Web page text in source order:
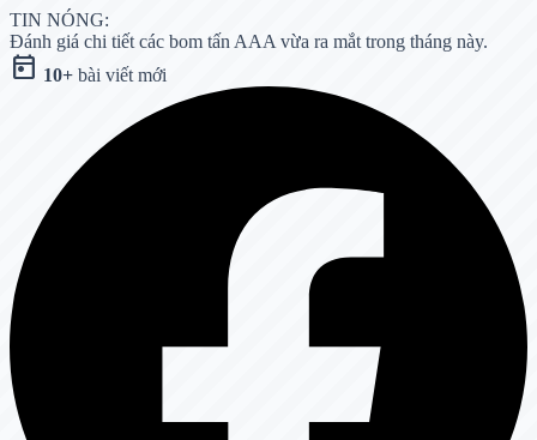
TIN NÓNG:
Đánh giá chi tiết các bom tấn AAA vừa ra mắt trong tháng này.
today 10+ bài viết mới